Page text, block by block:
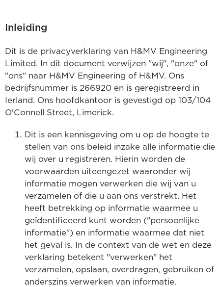
Inleiding
Dit is de privacyverklaring van H&MV Engineering
Limited. In dit document verwijzen "wij", "onze" of
"ons" naar H&MV Engineering of H&MV. Ons
bedrijfsnummer is 266920 en is geregistreerd in
Ierland. Ons hoofdkantoor is gevestigd op 103/104
O'Connell Street, Limerick.
Dit is een kennisgeving om u op de hoogte te
stellen van ons beleid inzake alle informatie die
wij over u registreren. Hierin worden de
voorwaarden uiteengezet waaronder wij
informatie mogen verwerken die wij van u
verzamelen of die u aan ons verstrekt. Het
heeft betrekking op informatie waarmee u
geïdentificeerd kunt worden ("persoonlijke
informatie") en informatie waarmee dat niet
het geval is. In de context van de wet en deze
verklaring betekent "verwerken" het
verzamelen, opslaan, overdragen, gebruiken of
anderszins verwerken van informatie.